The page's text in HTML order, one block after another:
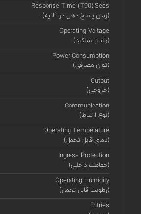
Response Time (T90) Secs
(زمان پاسخ دهی در ثانیه)
Operating Voltage
(ولتاژ عملکرد)
Power Consumption
(توان مصرفی)
Output
(خروجی)
Communication
(نوع ارتباط)
Operating Temperature
(دمای قابل تحمل)
Ingress Protection
(حفاظت داخلی)
Operating Humidity
(رطوبت قابل تحمل)
Entries